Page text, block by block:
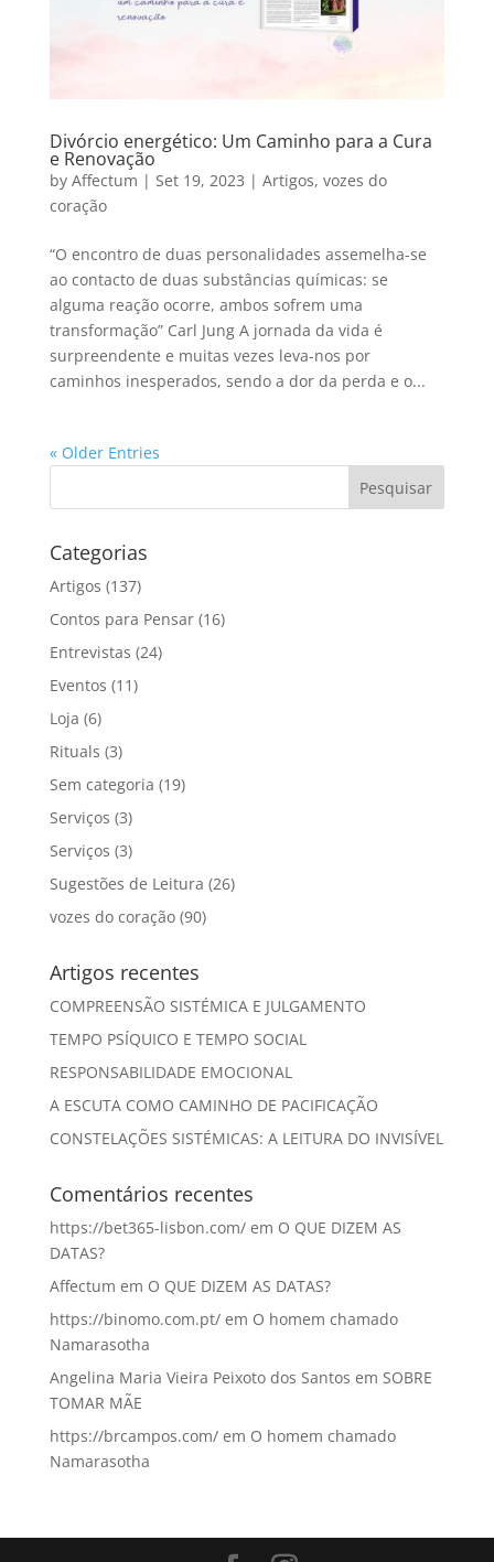
Divórcio energético: Um Caminho para a Cura
e Renovação
by Affectum | Set 19, 2023 | Artigos, vozes do
coração
“O encontro de duas personalidades assemelha-se
ao contacto de duas substâncias químicas: se
alguma reação ocorre, ambos sofrem uma
transformação” Carl Jung A jornada da vida é
surpreendente e muitas vezes leva-nos por
caminhos inesperados, sendo a dor da perda e o...
« Older Entries
Categorias
Artigos (137)
Contos para Pensar(16)
Entrevistas (24)
Eventos (11)
Loja (6)
Rituals (3)
Sem categoria (19)
Serviços (3)
Serviços (3)
Sugestões de Leitura (26)
vozes do coração(90)
Artigos recentes
COMPREENSÃO SISTÉMICA E JULGAMENTO
TEMPO PSÍQUICO E TEMPO SOCIAL
RESPONSABILIDADE EMOCIONAL
A ESCUTA COMO CAMINHO DE PACIFICAÇÃO
CONSTELAÇÕES SISTÉMICAS: A LEITURA DO INVISÍVEL
Comentários recentes
https://bet365-lisbon.com/em O QUE DIZEM AS
DATAS?
Affectum em O QUE DIZEM AS DATAS?
https://binomo.com.pt/em O homem chamado
Namarasotha
Angelina Maria Vieira Peixoto dos Santos em SOBRE
TOMAR MÃE
https://brcampos.com/em O homem chamado
Namarasotha